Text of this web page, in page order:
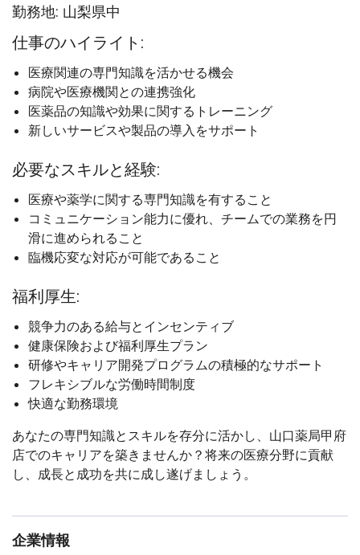
勤務地: 山梨県中
仕事のハイライト:
医療関連の専門知識を活かせる機会
病院や医療機関との連携強化
医薬品の知識や効果に関するトレーニング
新しいサービスや製品の導入をサポート
必要なスキルと経験:
医療や薬学に関する専門知識を有すること
コミュニケーション能力に優れ、チームでの業務を円
滑に進められること
臨機応変な対応が可能であること
福利厚生:
競争力のある給与とインセンティブ
健康保険および福利厚生プラン
研修やキャリア開発プログラムの積極的なサポート
フレキシブルな労働時間制度
快適な勤務環境
あなたの専門知識とスキルを存分に活かし、山口薬局甲府
店でのキャリアを築きませんか？将来の医療分野に貢献
し、成長と成功を共に成し遂げましょう。
企業情報